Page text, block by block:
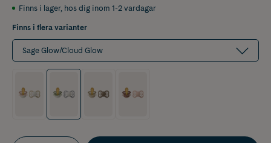
Finns i lager, hos dig inom 1-2 vardagar
Finns i flera varianter
Sage Glow/Cloud Glow